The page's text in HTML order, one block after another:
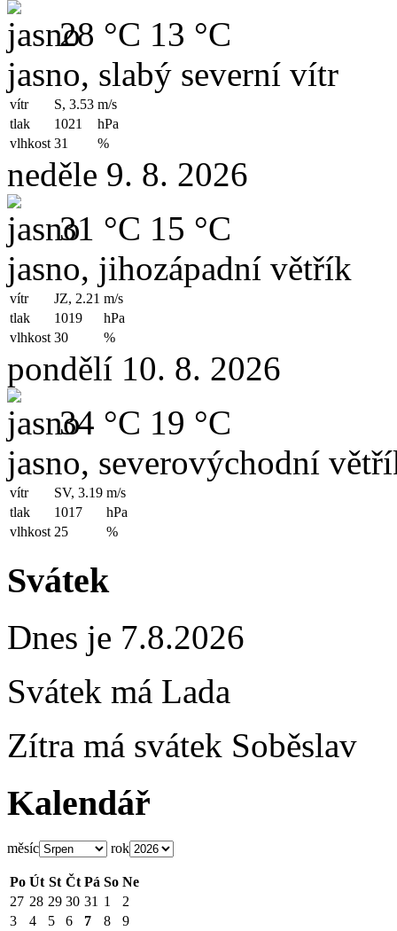
28 °C 13 °C
jasno, slabý severní vítr
vítr S, 3.53 m/s
tlak
1021
hPa
vlhkost 31 %
neděle 9. 8. 2026
31 °C 15 °C
jasno, jihozápadní větřík
vítr JZ, 2.21 m/s
tlak
1019
hPa
vlhkost 30 %
pondělí 10. 8. 2026
34 °C 19 °C
jasno, severovýchodní
vítr SV, 3.19 m/s
tlak
1017
hPa
vlhkost 25 %
Svátek
Dnes je 7.8.2026
Svátek má Lada
Zítra má svátek Soběslav
Kalendář
měsíc rok
Po Út St Čt Pá So Ne
27 28 29 30 31 1
2
3
4 5 6 7 8
9